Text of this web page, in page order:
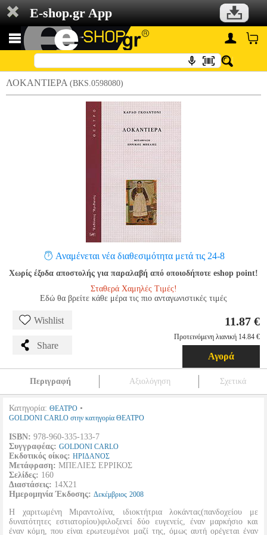
E-shop.gr App
ΛΟΚΑΝΤΙΕΡΑ (BKS.0598080)
Αναμένεται νέα διαθεσιμότητα μετά τις 24-8
Χωρίς έξοδα αποστολής για παραλαβή από οποιοδήποτε eshop point!
Σταθερά Χαμηλές Τιμές!
Εδώ θα βρείτε κάθε μέρα τις πιο ανταγωνιστικές τιμές
Wishlist
Share
11.87 €
Προτεινόμενη λιανική 14.84 €
Αγορά
Περιγραφή Αξιολόγηση Σχετικά
Κατηγορία: ΘΕΑΤΡΟ •
GOLDONI CARLO στην κατηγορία ΘΕΑΤΡΟ
ISBN: 978-960-335-133-7
Συγγραφέας: GOLDONI CARLO
Εκδοτικός οίκος: ΗΡΙΔΑΝΟΣ
Μετάφραση: ΜΠΕΛΙΕΣ ΕΡΡΙΚΟΣ
Σελίδες: 160
Διαστάσεις: 14Χ21
Ημερομηνία Έκδοσης: Δεκέμβριος 2008
Η χαριτωμένη Μιραντολίνα, ιδιοκτήτρια λοκάντας(πανδοχείου με
δυνατότητες εστιατορίου)φιλοξενεί δύο ευγενείς, έναν μαρκήσιο και
έναν κόμη, που είναι ερωτευμένοι μαζί της, όμως αυτή ορέγεται έναν